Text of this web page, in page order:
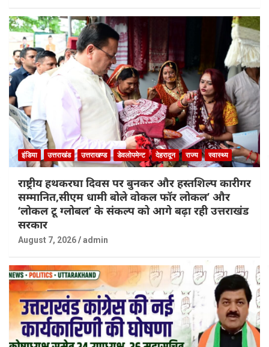
इंडिया उत्तराखंड उत्तराखण्ड डेवलोपमेन्ट देहरादून राज्य स्वास्थ्य
राष्ट्रीय हथकरघा दिवस पर बुनकर और हस्तशिल्प कारीगर
सम्मानित,सीएम धामी बोले वोकल फॉर लोकल’ और
‘लोकल टू ग्लोबल’ के संकल्प को आगे बढ़ा रही उत्तराखंड
सरकार
August 7, 2026 admin